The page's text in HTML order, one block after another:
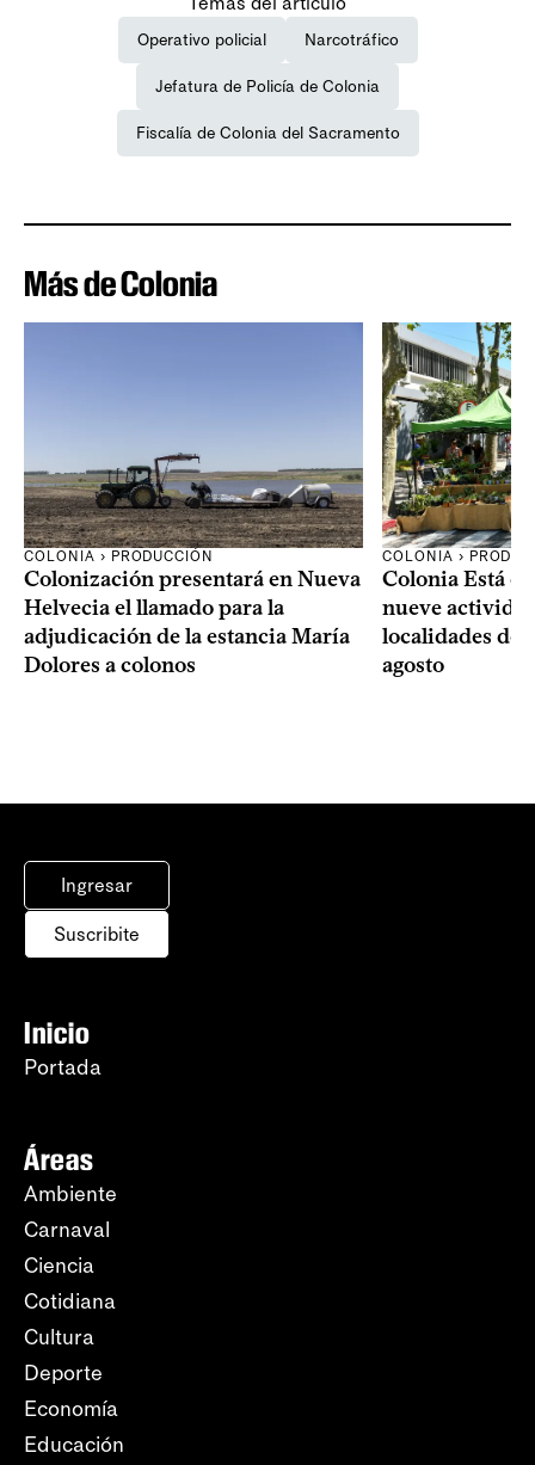
Operativo policial Narcotráfico
Jefatura de Policía de Colonia
Fiscalía de Colonia del Sacramento
Más de Colonia
COLONIA › PRODUCCIÓN
Colonización presentará en Nueva
Helvecia el llamado para la
adjudicación de la estancia María
Dolores a colonos
COLONIA ›
Colonia Está
nueve
localidades del
agosto
Ingresar
Suscribite
Inicio
Portada
Áreas
Ambiente
Carnaval
Ciencia
Cotidiana
Cultura
Deporte
Economía
Educación